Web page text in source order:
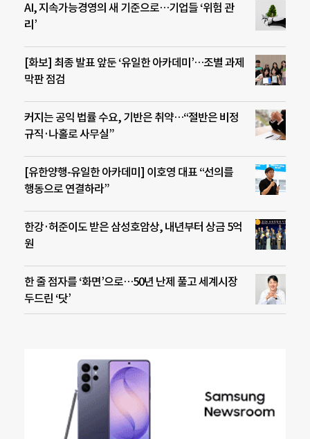
AI, 지속가능경영의 새 기준으로…기업들 ‘위험 관
리’
[화보] 최종 발표 앞둔 ‘유일한 아카데미’…조별 과제
막판 점검
커지는 공익 법률 수요, 기반은 취약…“절반은 비정
규직·나홀로 사무실”
[유한양행-유일한 아카데미] 이호영 대표 “선의를
행동으로 연결하라”
한강·허준이도 받은 삼성호암상, 내년부터 상금 5억
원
한 줄 점자를 ‘화면’으로…50년 난제 풀고 세계시장
두드린 ‘닷’